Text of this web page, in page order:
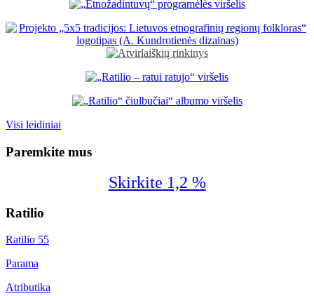
Visi leidiniai
Paremkite mus
Skirkite 1,2 %
Ratilio
Ratilio 55
Parama
Atributika